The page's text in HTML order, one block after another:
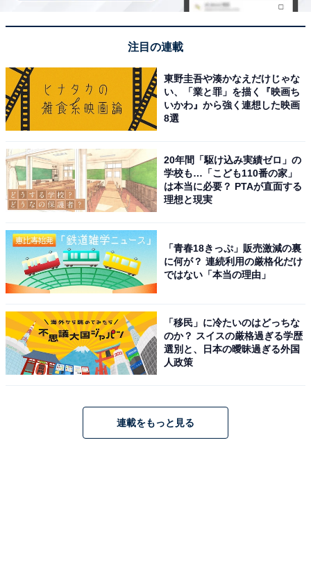
注目の連載
東野圭吾や湊かなえだけじゃな
い、「業と罪」を描く『映画ち
いかわ』から強く連想した映画
8選
20年間「駆け込み実績ゼロ」の
学校も…「こども110番の家」
は本当に必要？ PTAが直面する
理想と現実
「青春18きっぷ」販売激減の裏
に何が？ 連続利用の厳格化だけ
ではない「本当の理由」
「移民」に冷たいのはどっちな
のか？ スイスの厳格過ぎる学歴
選別と、日本の曖昧過ぎる外国
人政策
連載をもっと見る